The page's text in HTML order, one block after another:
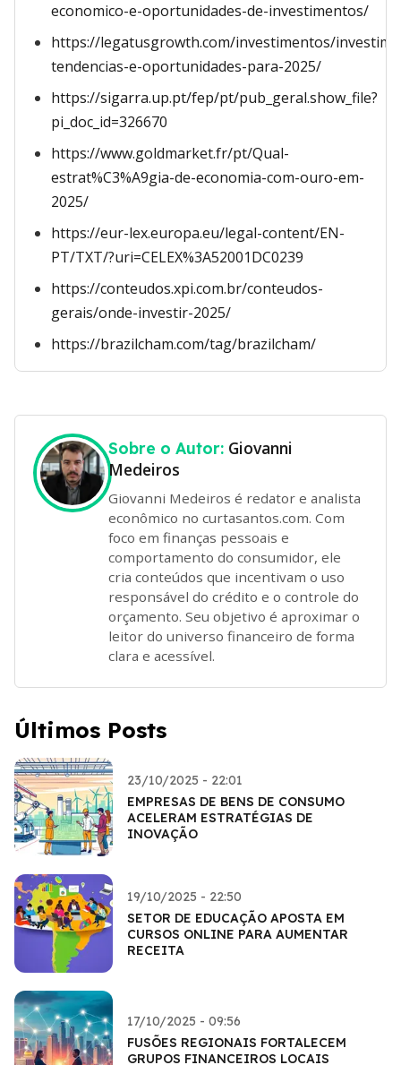
economico-e-oportunidades-de-investimentos/
https://legatusgrowth.com/investimentos/
tendencias-e-oportunidades-para-2025/
https://sigarra.up.pt/fep/pt/pub_geral.show_file?
pi_doc_id=326670
https://www.goldmarket.fr/pt/Qual-
estrat%C3%A9gia-de-economia-com-ouro-em-
2025/
https://eur-lex.europa.eu/legal-content/EN-
PT/TXT/?uri=CELEX%3A52001DC0239
https://conteudos.xpi.com.br/conteudos-
gerais/onde-investir-2025/
https://brazilcham.com/tag/brazilcham/
Sobre o Autor: Giovanni
Medeiros
Giovanni Medeiros é redator e analista
econômico no curtasantos.com. Com
foco em finanças pessoais e
comportamento do consumidor, ele
cria conteúdos que incentivam o uso
responsável do crédito e o controle do
orçamento. Seu objetivo é aproximar o
leitor do universo financeiro de forma
clara e acessível.
Últimos Posts
23/10/2025 - 22:01
EMPRESAS DE BENS DE CONSUMO
ACELERAM ESTRATÉGIAS DE
INOVAÇÃO
19/10/2025 - 22:50
SETOR DE EDUCAÇÃO APOSTA EM
CURSOS ONLINE PARA AUMENTAR
RECEITA
17/10/2025 - 09:56
FUSÕES REGIONAIS FORTALECEM
GRUPOS FINANCEIROS LOCAIS